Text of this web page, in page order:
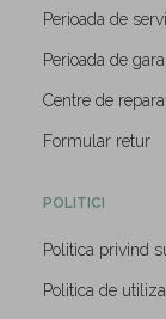
Perioada de
Perioada de
Centre de
Formular retur
POLITICI
Politica privind
Politica de